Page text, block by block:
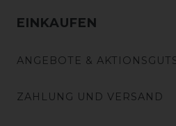
EINKAUFEN
ANGEBOTE &
ZAHLUNG UND VERSAND